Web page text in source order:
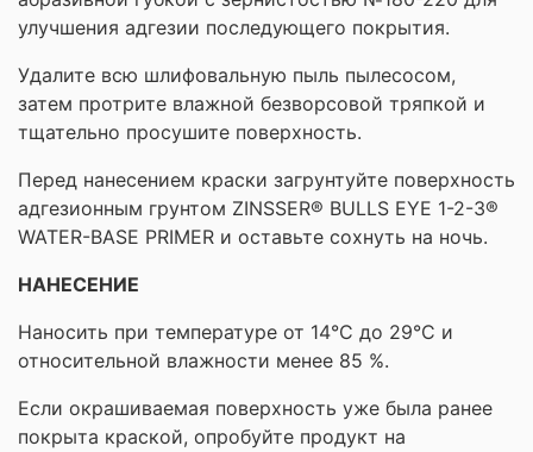
улучшения адгезии последующего покрытия.
Удалите всю шлифовальную пыль пылесосом,
затем протрите влажной безворсовой тряпкой и
тщательно просушите поверхность.
Перед нанесением краски загрунтуйте поверхность
адгезионным грунтом ZINSSER® BULLS EYE 1-2-3®
WATER-BASE PRIMER и оставьте сохнуть на ночь.
НАНЕСЕНИЕ
Наносить при температуре от 14°C до 29°C и
относительной влажности менее 85 %.
Если окрашиваемая поверхность уже была ранее
покрыта краской, опробуйте продукт на